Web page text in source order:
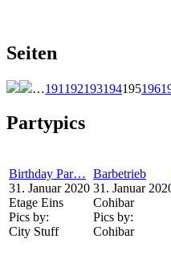
Seiten
…191 192193194195196
Partypics
Birthday Par…
31. Januar 2020
Etage Eins
Pics by:
City Stuff
Barbetrieb
31. Januar
Cohibar
Pics by:
Cohibar